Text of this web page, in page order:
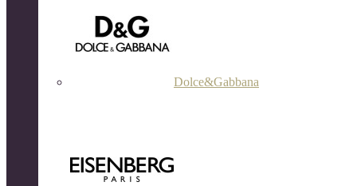
Dolce&Gabbana